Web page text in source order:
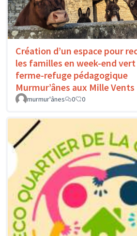
Création d’un espace pour
les familles en week-end vert
ferme-refuge pédagogique
Murmur’ânes aux Mille Vents
murmur'ânes 0 0